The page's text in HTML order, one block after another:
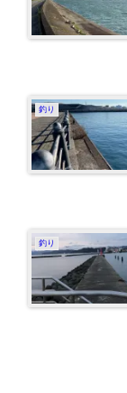
釣り
釣り